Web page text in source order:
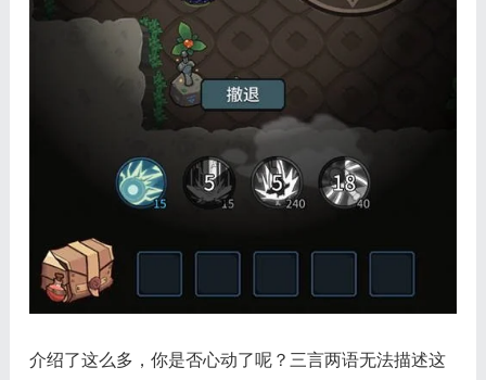
介绍了这么多，你是否心动了呢？三言两语无法描述这